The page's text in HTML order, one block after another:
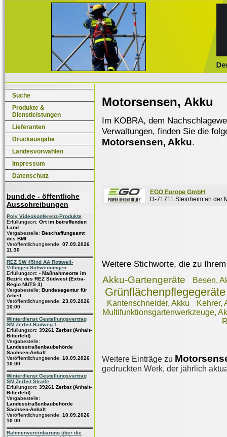
Suche
Produkte &
Dienstleistungen
Lieferanten
Druckausgabe
Landesvorwahlen
Impressum
Datenschutz
bund.de - öffentliche
Ausschreibungen
Poly Videokonferenz-Produkte
Erfüllungsort: Ort im betreffenden
Land
Vergabestelle: Beschaffungsamt
des BMI
Veröffentlichungsende: 07.09.2026
11:30
REZ SW 45ind AA Rottweil-
Villingen-Schwenningen
Erfüllungsort: - Maßnahmeorte im
Bezirk des REZ Südwest (Extra-
Regio NUTS 3)
Vergabestelle: Bundesagentur für
Arbeit
Veröffentlichungsende: 23.09.2026
10:00
Winterdienst Gestellungsvertrag
SM Zerbst Radweg 1
Erfüllungsort: 39261 Zerbst (Anhalt-
Bitterfeld)
Vergabestelle:
Landesstraßenbaubehörde
Sachsen-Anhalt
Veröffentlichungsende: 10.09.2026
10:00
Winterdienst Gestellungsvertrag
SM Zerbst Straße
Erfüllungsort: 39261 Zerbst (Anhalt-
Bitterfeld)
Vergabestelle:
Landesstraßenbaubehörde
Sachsen-Anhalt
Veröffentlichungsende: 10.09.2026
10:00
Rahmenvereinbarung über die
Motorsensen, Akku
Im KOBRA, dem
Verwaltungen, finden Sie die
Motorsensen, Akku.
EGO Europe GmbH
D-71711 Steinheim an der
Weitere Stichworte, die zu
Akku-Gartengeräte Besen,
Grünflächenpflegegeräte
Kantenschneider, Akku
Kehrer,
Multifunktionsgartenwerkzeuge,
Weitere Einträge zu
gedruckten Werk, der jährlich